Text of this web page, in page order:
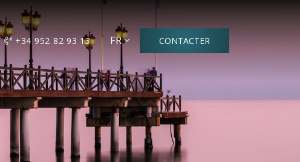
+34 952 82 93 13 FR CONTACTER